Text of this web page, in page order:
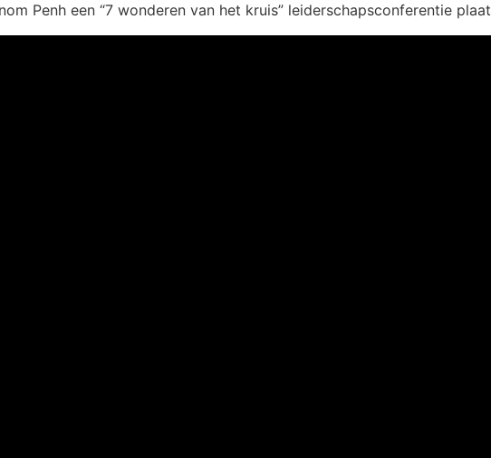
Penh een “7 wonderen van het kruis” leiderschapsconferentie